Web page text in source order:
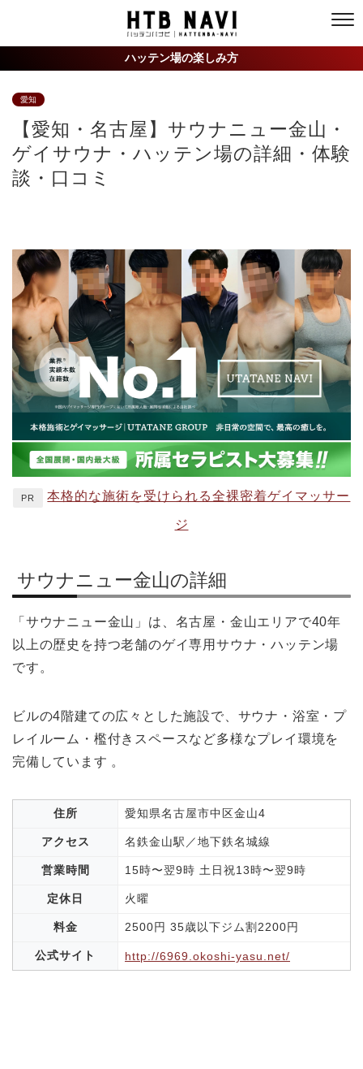
ハッテン場の楽しみ方
愛知
【愛知・名古屋】サウナニュー金山・
ゲイサウナ・ハッテン場の詳細・体験
談・口コミ
PR 本格的な施術を受けられる全裸密着ゲイマッサー
ジ
サウナニュー金山の詳細
「サウナニュー金山」は、名古屋・金山エリアで40年
以上の歴史を持つ老舗のゲイ専用サウナ・ハッテン場
です。
ビルの4階建ての広々とした施設で、サウナ・浴室・プ
レイルーム・檻付きスペースなど多様なプレイ環境を
完備しています 。
住所 愛知県名古屋市中区金山4
アクセス 名鉄金山駅／地下鉄名城線
営業時間 15時〜翌9時 土日祝13時〜翌9時
定休日 火曜
料金 2500円 35歳以下ジム割2200円
公式サイト http://6969.okoshi-yasu.net/